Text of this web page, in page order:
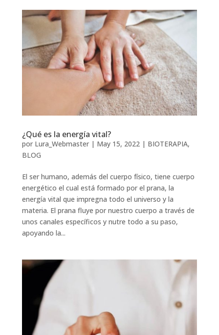
¿Qué es la energía vital?
por Lura_Webmaster| May 15, 2022| BIOTERAPIA,
BLOG
El ser humano, además del cuerpo físico, tiene cuerpo
energético el cual está formado por el prana, la
energía vital que impregna todo el universo y la
materia. El prana fluye por nuestro cuerpo a través de
unos canales específicos y nutre todo a su paso,
apoyando la...